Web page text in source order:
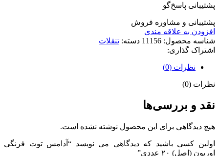
پشتیبانی پاسخ‌گو
پشتیبانی و مشاوره فروش
افزودن به علاقه مندی
شناسه محصول: 11156 دسته: تنقلات
اشتراک گذاری:
نظرات (0)
نظرات (0)
نقد و بررسی‌ها
هیچ دیدگاهی برای این محصول نوشته نشده است.
اولین کسی باشید که دیدگاهی می نویسد “آدامس توت فرنگی
اوریون (اصل) ۲۰ عددی”